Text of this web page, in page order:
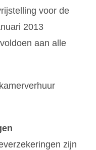
voor de
2013
aan alle
zijn